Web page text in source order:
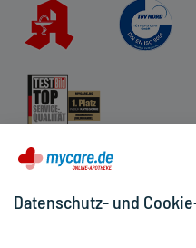
Datenschutz- und